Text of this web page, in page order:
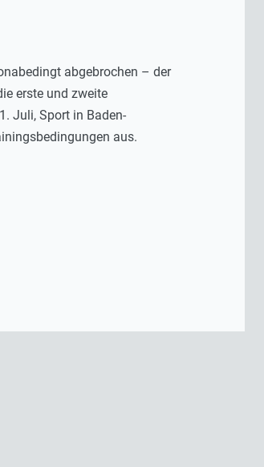
abgebrochen – der
erste und zweite
Juli, Sport in Baden-
aus.